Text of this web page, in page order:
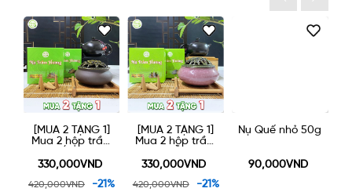
[MUA 2 TẶNG 1]
Mua 2 hộp trầm
tặng một lư gốm
xông trầm 90k
330,000VND
420,000VND -21%
[MUA 2 TẶNG 1]
Mua 2 hộp trầm
tặng một lư gốm
xông trầm 90k
330,000VND
420,000VND -21%
Nụ Quế nhỏ 50g
90,000VND